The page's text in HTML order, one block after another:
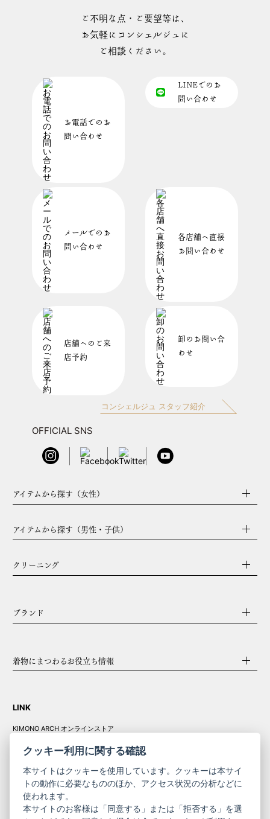
ご不明な点・ご要望等は、
お気軽にコンシェルジュに
ご相談ください。
お電話でのお
問い合わせ
LINEでのお
問い合わせ
メールでのお
問い合わせ
各店舗へ直接
お問い合わせ
店舗へのご来
店予約
卸のお問い合
わせ
コンシェルジュ スタッフ紹介
OFFICIAL SNS
アイテムから探す（女性）
アイテムから探す（男性・子供）
クリーニング
ブランド
着物にまつわるお役立ち情報
LINK
KIMONO ARCH オンラインストア
きものやまと振
クッキー利用に関する確認
本サイトはクッキーを使用しています。クッキーは本サイ
トの動作に必要なもののほか、アクセス状況の分析などに
使われます。
本サイトのお客様は「同意する」または「拒否する」を選